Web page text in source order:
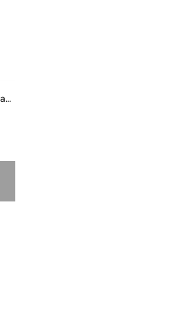
Revol Pekoe Siyah Krema Kabı 100 ml